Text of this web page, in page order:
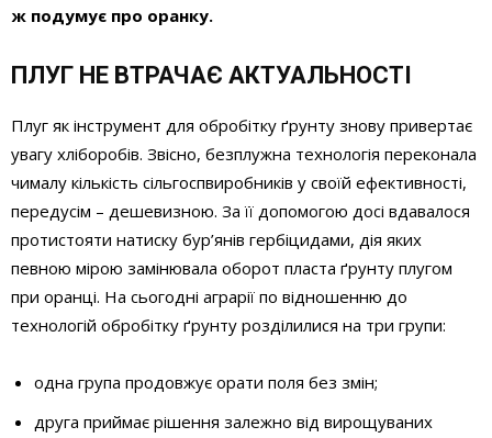
ж подумує про оранку.
ПЛУГ НЕ ВТРАЧАЄ АКТУАЛЬНОСТІ
Плуг як інструмент для обробітку ґрунту знову привертає
увагу хліборобів. Звісно, безплужна технологія переконала
чималу кількість сільгоспвиробників у своїй ефективності,
передусім – дешевизною. За її допомогою досі вдавалося
протистояти натиску бур’янів гербіцидами, дія яких
певною мірою замінювала оборот пласта ґрунту плугом
при оранці. На сьогодні аграрії по відношенню до
технологій обробітку ґрунту розділилися на три групи:
одна група продовжує орати поля без змін;
друга приймає рішення залежно від вирощуваних